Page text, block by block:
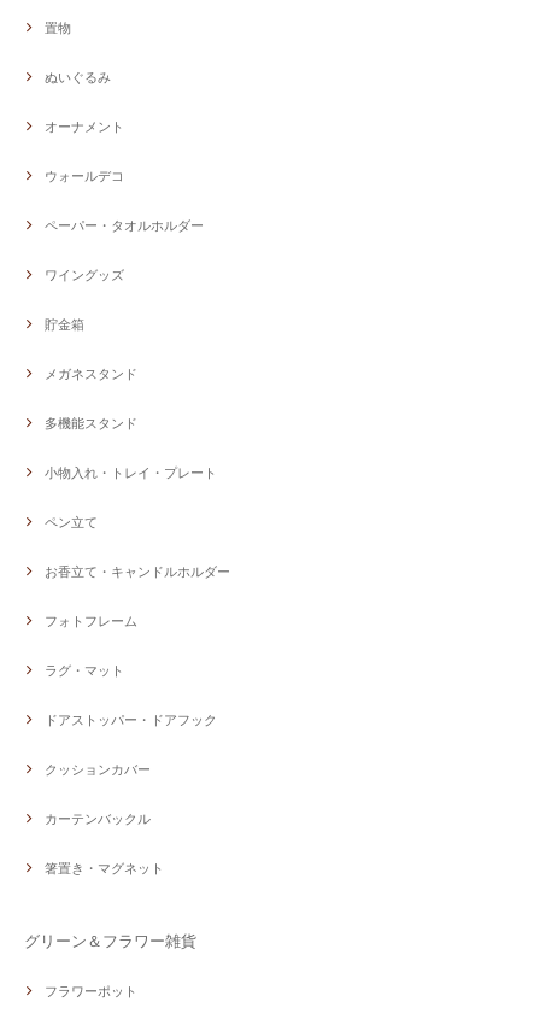
置物
ぬいぐるみ
オーナメント
ウォールデコ
ペーパー・タオルホルダー
ワイングッズ
貯金箱
メガネスタンド
多機能スタンド
小物入れ・トレイ・プレート
ペン立て
お香立て・キャンドルホルダー
フォトフレーム
ラグ・マット
ドアストッパー・ドアフック
クッションカバー
カーテンバックル
箸置き・マグネット
グリーン＆フラワー雑貨
フラワーポット